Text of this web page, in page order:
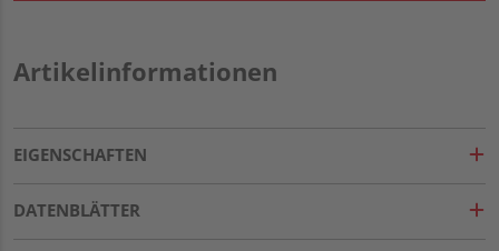
Artikelinformationen
EIGENSCHAFTEN
DATENBLÄTTER